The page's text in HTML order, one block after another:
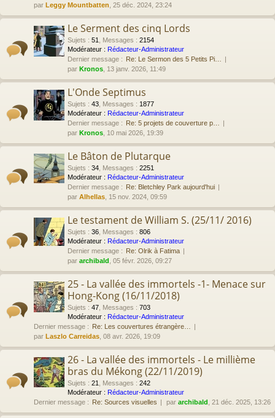
par Leggy Mountbatten , 25 déc. 2024, 23:24
Le Serment des cinq Lords
Sujets : 51 Messages : 2154
Modérateur : Rédacteur-Administrateur
Dernier message : Re: Le Sermon des 5 Petits Pi…
par Kronos , 13 janv. 2026, 11:49
L'Onde Septimus
Sujets : 43 Messages : 1877
Modérateur : Rédacteur-Administrateur
Dernier message : Re: 5 projets de couverture p…
par Kronos , 10 mai 2026, 19:39
Le Bâton de Plutarque
Sujets : 34 Messages : 2251
Modérateur : Rédacteur-Administrateur
Dernier message : Re: Bletchley Park aujourd'hui
par Alhellas , 15 nov. 2024, 09:59
Le testament de William S. (25/11/ 2016)
Sujets : 36 Messages : 806
Modérateur : Rédacteur-Administrateur
Dernier message : Re: Olrik à Fatima
par archibald , 05 févr. 2026, 09:27
25 - La vallée des immortels -1- Menace sur
Hong-Kong (16/11/2018)
Sujets : 47 Messages : 703
Modérateur : Rédacteur-Administrateur
Dernier message : Re: Les couvertures étrangère…
par Laszlo Carreidas , 08 avr. 2026, 19:09
26 - La vallée des immortels - Le millième
bras du Mékong (22/11/2019)
Sujets : 21 Messages : 242
Modérateur : Rédacteur-Administrateur
Dernier message : Re: Sources visuelles par archibald , 21 déc. 2025, 13:26